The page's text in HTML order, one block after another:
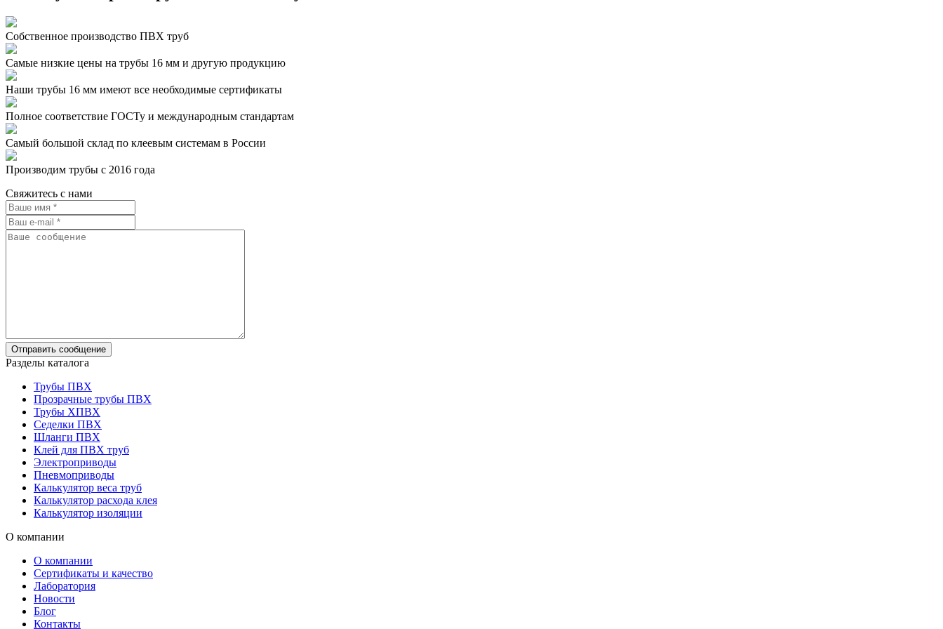
Собственное производство ПВХ труб
Самые низкие цены на трубы 16 мм и другую продукцию
Наши трубы 16 мм имеют все необходимые сертификаты
Полное соответствие ГОСТу и международным стандартам
Самый большой склад по клеевым системам в России
Производим трубы с 2016 года
Свяжитесь с нами
Разделы каталога
Трубы ПВХ
Прозрачные трубы ПВХ
Трубы ХПВХ
Седелки ПВХ
Шланги ПВХ
Клей для ПВХ труб
Электроприводы
Пневмоприводы
Калькулятор веса труб
Калькулятор расхода клея
Калькулятор изоляции
О компании
О компании
Сертификаты и качество
Лаборатория
Новости
Блог
Контакты